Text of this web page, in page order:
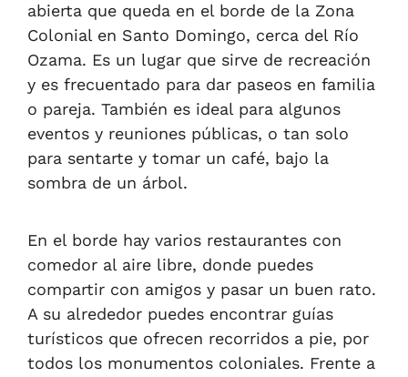
abierta que queda en el borde de la Zona
Colonial en Santo Domingo, cerca del Río
Ozama. Es un lugar que sirve de recreación
y es frecuentado para dar paseos en familia
o pareja. También es ideal para algunos
eventos y reuniones públicas, o tan solo
para sentarte y tomar un café, bajo la
sombra de un árbol.
En el borde hay varios restaurantes con
comedor al aire libre, donde puedes
compartir con amigos y pasar un buen rato.
A su alrededor puedes encontrar guías
turísticos que ofrecen recorridos a pie, por
todos los monumentos coloniales. Frente a